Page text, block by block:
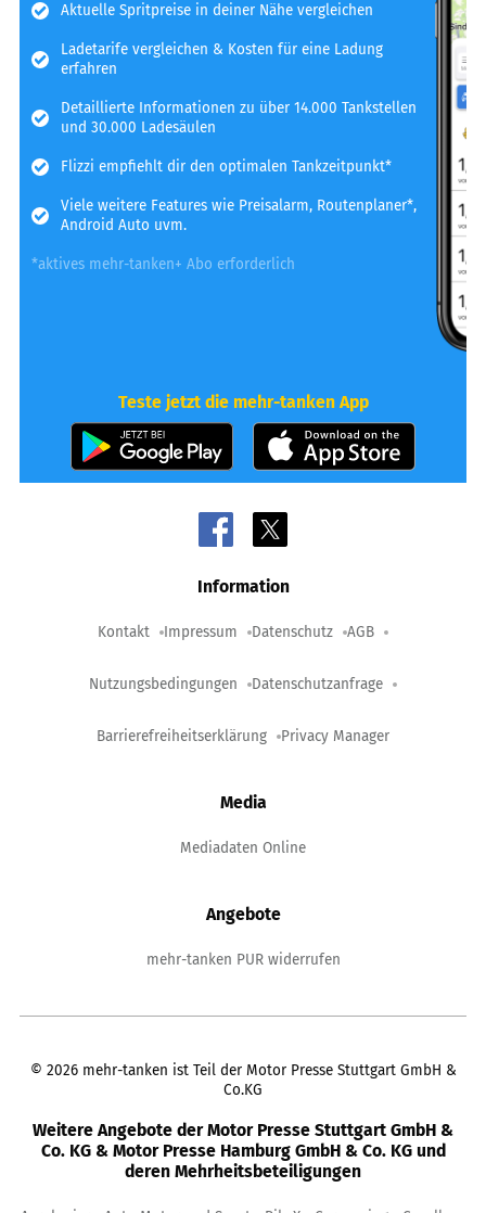
Aktuelle Spritpreise in deiner Nähe vergleichen
Ladetarife vergleichen & Kosten für eine Ladung
erfahren
Detaillierte Informationen zu über 14.000 Tankstellen
und 30.000 Ladesäulen
Flizzi empfiehlt dir den optimalen Tankzeitpunkt*
Viele weitere Features wie Preisalarm, Routenplaner*,
Android Auto uvm.
*aktives mehr-tanken+ Abo erforderlich
Teste jetzt die mehr-tanken App
Information
Kontakt Impressum Datenschutz AGB
Nutzungsbedingungen Datenschutzanfrage
Barrierefreiheitserklärung Privacy Manager
Media
Mediadaten Online
Angebote
mehr-tanken PUR widerrufen
© 2026 mehr-tanken ist Teil der Motor Presse Stuttgart GmbH &
Co.KG
Weitere Angebote der Motor Presse Stuttgart GmbH &
Co. KG & Motor Presse Hamburg GmbH & Co. KG und
deren Mehrheitsbeteiligungen